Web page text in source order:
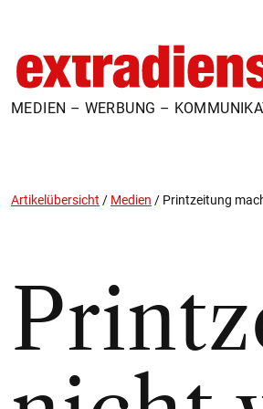
MEDIEN – WERBUNG –
Artikelübersicht / Medien / Printzeitung